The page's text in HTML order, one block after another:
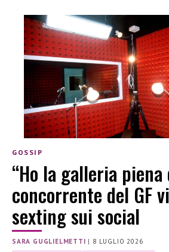
GOSSIP
“Ho la galleria piena
concorrente del GF
sexting sui social
SARA GUGLIELMETTI | 8 LUGLIO 2026